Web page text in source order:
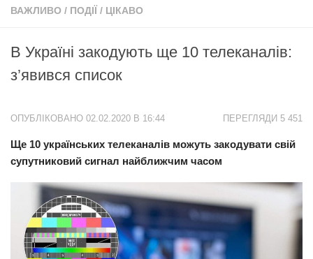
Україна
Дніпро
Львів
Харків
Донбас
Прикарпаття
Економіка
ВАЖЛИВО / ПОДІЇ / ЦІКАВО
В Україні закодують ще 10 телеканалів:
з’явився список
ПЕРЕГЛЯДИ 5 451
ОПУБЛІКОВАНО 02.02.2020 В 16:44
Ще 10 українських телеканалів можуть закодувати свій
супутниковий сигнал найближчим часом